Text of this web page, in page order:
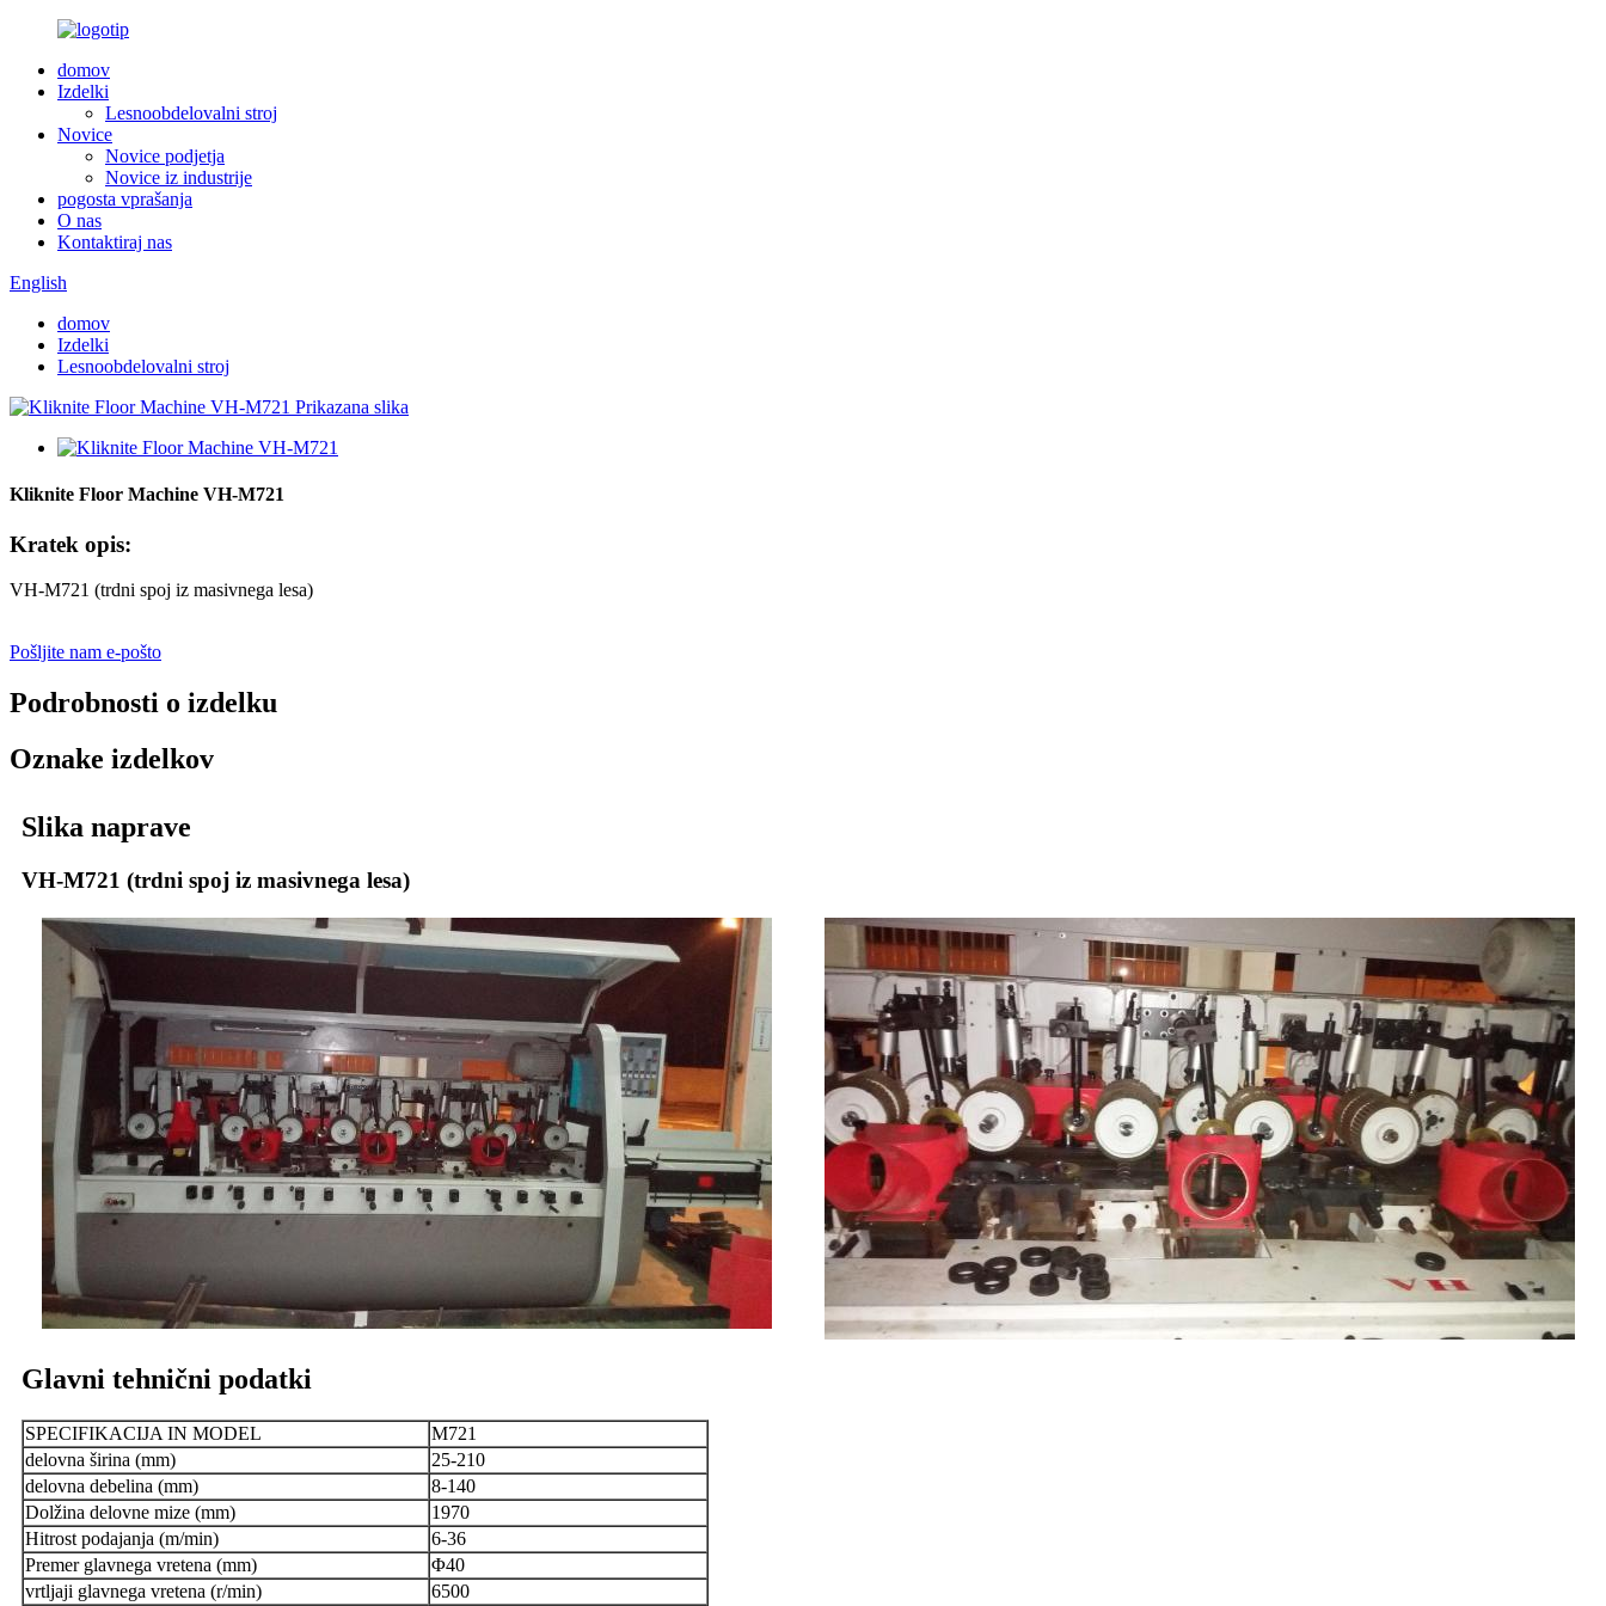
domov
Izdelki
Lesnoobdelovalni stroj
Novice
Novice podjetja
Novice iz industrije
pogosta vprašanja
O nas
Kontaktiraj nas
English
domov
Izdelki
Lesnoobdelovalni stroj
Kliknite Floor Machine VH-M721
Kratek opis:
VH-M721 (trdni spoj iz masivnega lesa)
Pošljite nam e-pošto
Podrobnosti o izdelku
Oznake izdelkov
Slika naprave
VH-M721 (trdni spoj iz masivnega lesa)
Glavni tehnični podatki
SPECIFIKACIJA IN MODEL
M721
delovna širina (mm)
25-210
delovna debelina (mm)
8-140
Dolžina delovne mize (mm)
1970
Hitrost podajanja (m/min)
6-36
Premer glavnega vretena (mm)
Φ40
vrtljaji glavnega vretena (r/min)
6500